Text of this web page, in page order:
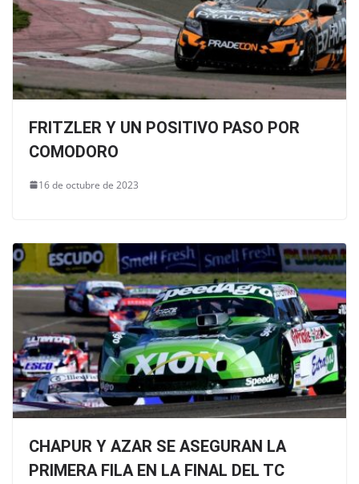
FRITZLER Y UN POSITIVO PASO POR
COMODORO
16 de octubre de 2023
CHAPUR Y AZAR SE ASEGURAN LA
PRIMERA FILA EN LA FINAL DEL TC